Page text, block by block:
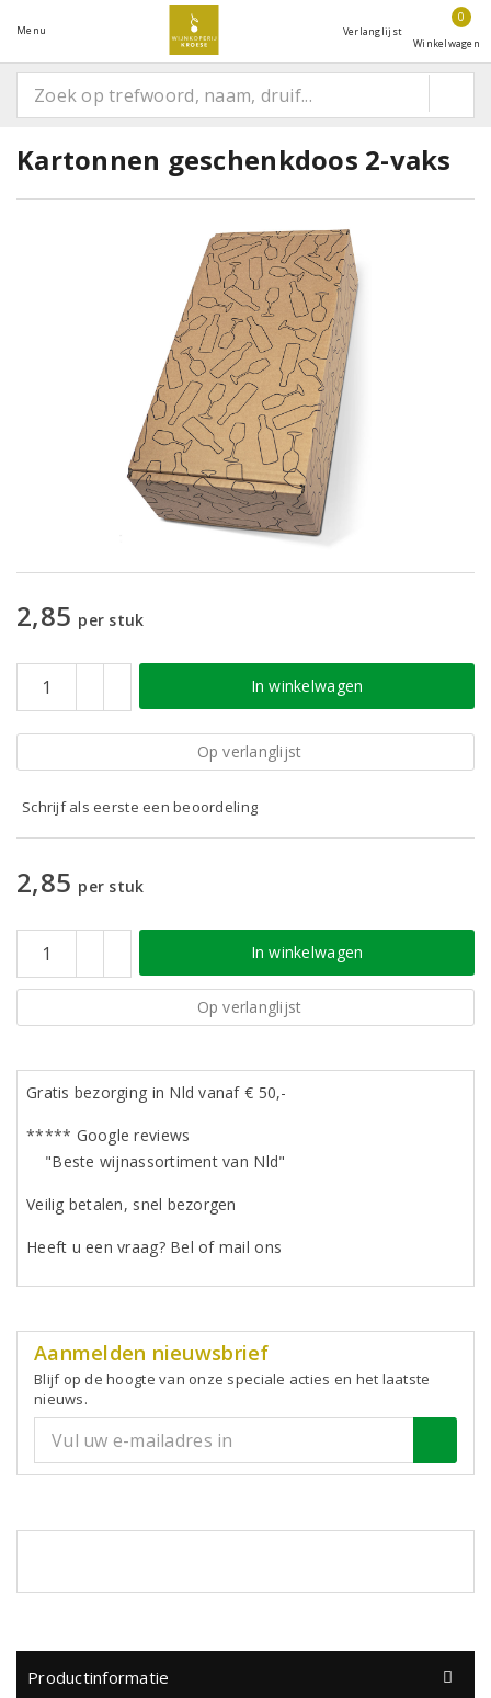
Menu Verlanglijst
0
Winkelwagen
Kartonnen geschenkdoos 2-vaks
2,85 per stuk
In winkelwagen
Op verlanglijst
Schrijf als eerste een beoordeling
2,85 per stuk
In winkelwagen
Op verlanglijst
Gratis bezorging in Nld vanaf € 50,-
***** Google reviews
"Beste wijnassortiment van Nld"
Veilig betalen, snel bezorgen
Heeft u een vraag? Bel of mail ons
Aanmelden nieuwsbrief
Blijf op de hoogte van onze speciale acties en het laatste
nieuws.
Productinformatie